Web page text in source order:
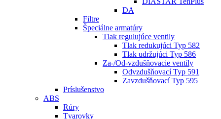
DA
Filtre
Špeciálne armatúry
Tlak regulujúce ventily
Tlak redukujúci Typ 582
Tlak udržujúci Typ 586
Za-/Od-vzdušňovacie ventily
Odvzdušňovací Typ 591
Zavzdušňovací Typ 595
Príslušenstvo
ABS
Rúry
Tvarovky